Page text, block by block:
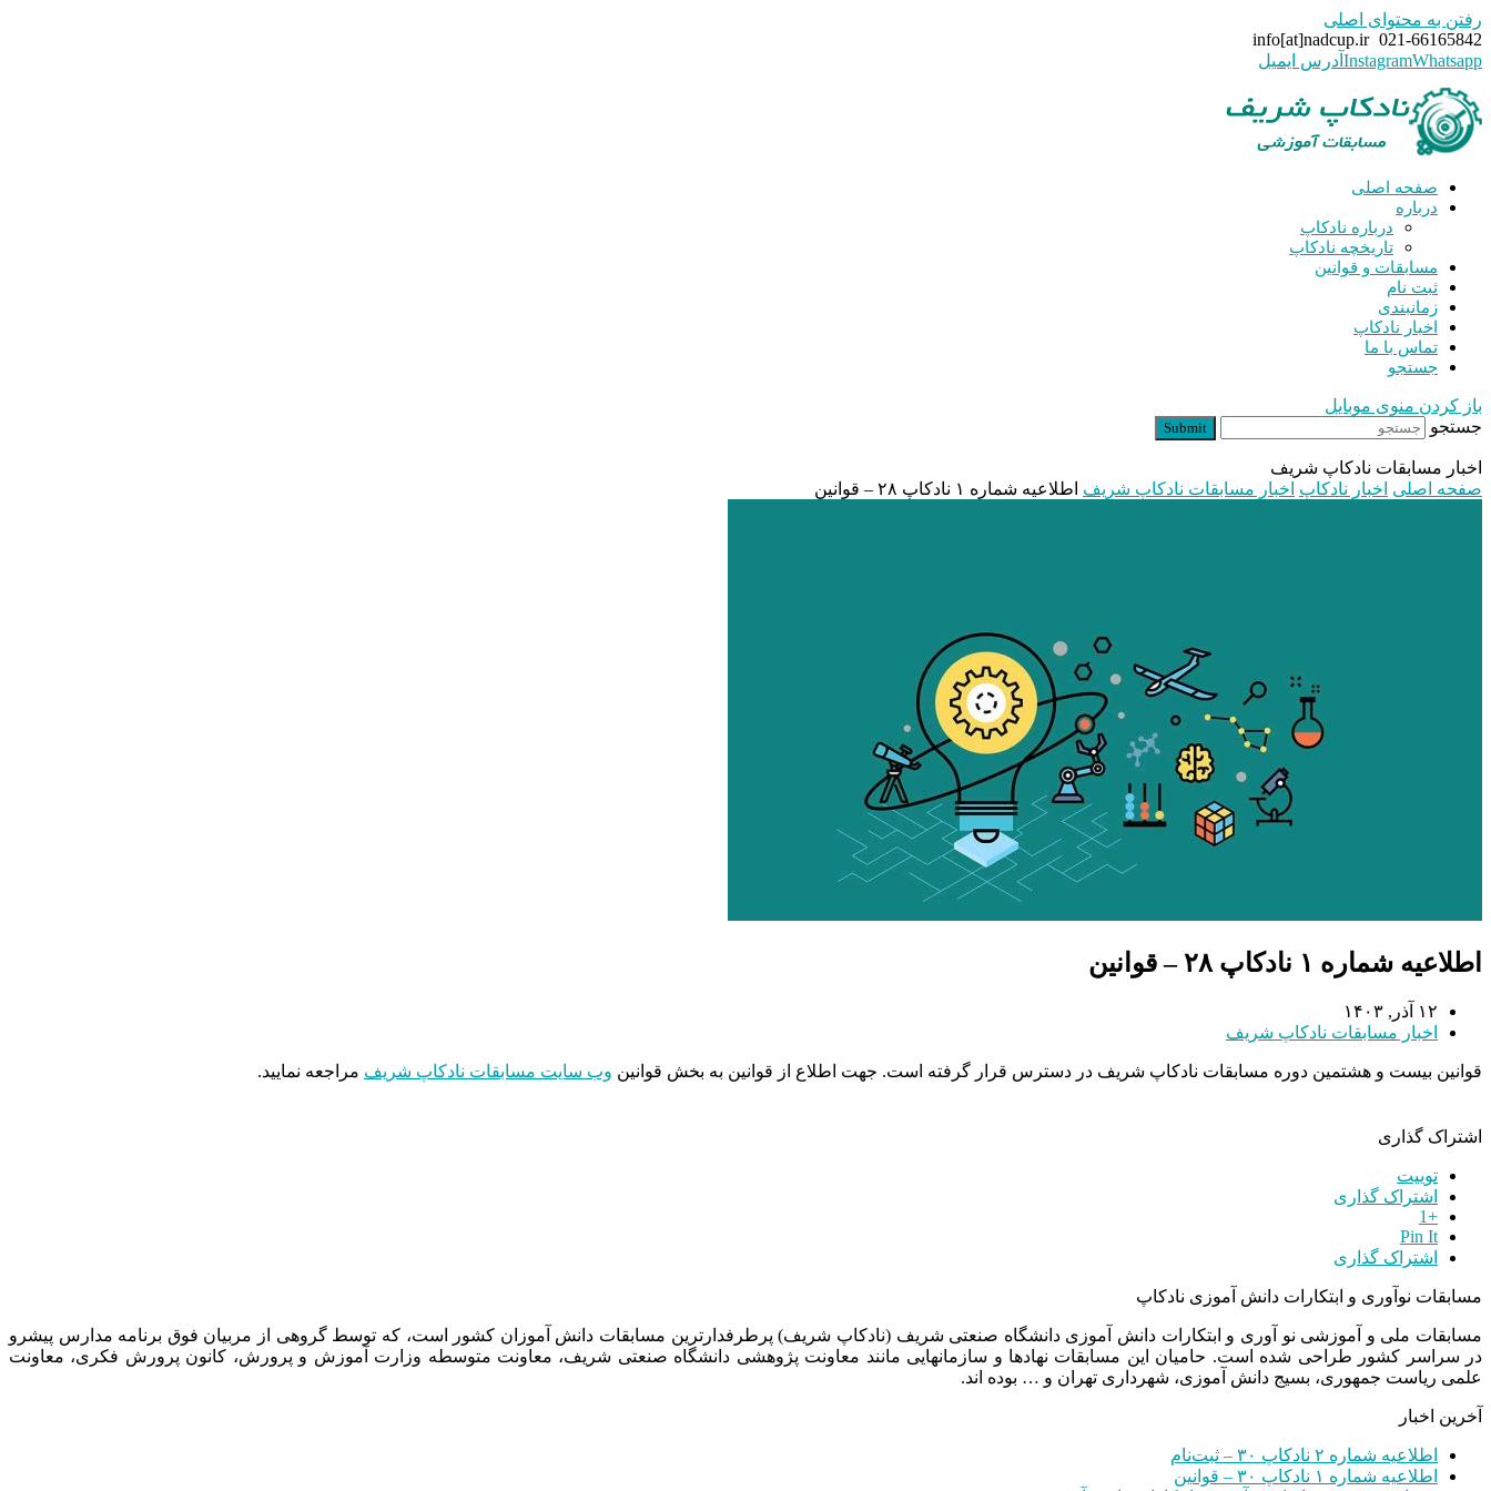
رفتن به محتوای اصلی
021-66165842
info[at]nadcup.ir
InstagramWhatsapp آدرس ایمیل
صفحه اصلی
درباره
درباره نادکاپ
تاریخچه نادکاپ
مسابقات و قوانین
ثبت نام
زمانبندی
اخبار نادکاپ
تماس با ما
جستجو
باز کردن منوی موبایل
جستجو
Submit
اخبار مسابقات نادکاپ شریف
صفحه اصلی اخبار نادکاپ اخبار مسابقات نادکاپ شریف اطلاعیه شماره ۱ نادکاپ ۲٨ – قوانین
اطلاعیه شماره ۱ نادکاپ ۲٨ – قوانین
۱۲ آذر, ۱۴۰۳
اخبار مسابقات نادکاپ شریف
قوانین بیست و هشتمین دوره مسابقات نادکاپ شریف در دسترس قرار گرفته است. جهت اطلاع از قوانین به بخش قوانین وب سایت مسابقات نادکاپ شریف مراجعه نمایید.
اشتراک گذاری
توییت
اشتراک گذاری
+1
Pin It
اشتراک گذاری
مسابقات نوآوری و ابتکارات دانش آموزی نادکاپ
مسابقات ملی و آموزشی نو آوری و ابتکارات دانش آموزی دانشگاه صنعتی شریف (نادکاپ شریف) پرطرفدارترین مسابقات دانش آموزان کشور است، که توسط گروهی از مربیان فوق برنامه مدارس پیشرو
در سراسر کشور طراحی شده است. حامیان این مسابقات نهادها و سازمانهایی مانند معاونت پژوهشی دانشگاه صنعتی شریف، معاونت متوسطه وزارت آموزش و پرورش، کانون پرورش فکری، معاونت
علمی ریاست جمهوری، بسیج دانش آموزی، شهرداری تهران و … بوده اند.
آخرین اخبار
اطلاعیه شماره ۲ نادکاپ ۳۰ – ثبت‌نام
اطلاعیه شماره ۱ نادکاپ ۳۰ – قوانین